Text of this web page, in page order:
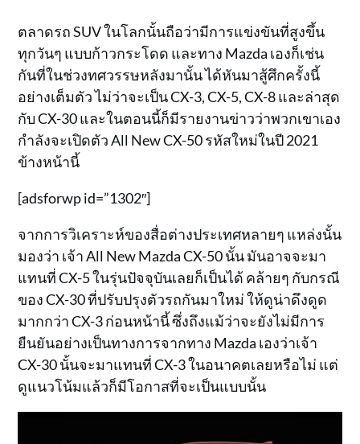
ตลาดรถ SUV ในโลกนั้นถือว่ามีการแข่งขันที่สูงขึ้น
ทุกวันๆ แบบก้าวกระโดด และทาง Mazda เองก็เช่น
กันที่ในช่วงทศวรรษหลังมานั้น ได้หันมาสู้ศึกครั้งนี้
อย่างเต็มตัว ไม่ว่าจะเป็น CX-3, CX-5, CX-8 และล่าสุด
กับ CX-30 และในตอนนี้ก็มีรายงานข่าวว่าพวกเขาเอง
กำลังจะเปิดตัว All New CX-50 รหัสใหม่ในปี 2021
ข้างหน้านี้
[adsforwp id=”1302″]
จากการวิเคราะห์ของสื่อต่างประเทศหลายๆ แหล่งนั้น
มองว่า เจ้า All New Mazda CX-50 นั้น มันอาจจะมา
แทนที่ CX-5 ในรุ่นปัจจุบันเลยก็เป็นได้ คล้ายๆ กับกรณี
ของ CX-30 ที่ปรับปรุงตัวรถกันมาใหม่ ให้ดูน่าดึงดูด
มากกว่า CX-3 ก่อนหน้านี้ ซึ่งถึงแม้ว่าจะยังไม่มีการ
ยืนยันอย่างเป็นทางการจากทาง Mazda เองว่าเจ้า
CX-30 นั้นจะมาแทนที่ CX-3 ในอนาคตเลยหรือไม่ แต่
ดูแนวโน้มแล้วก็มีโอกาสที่จะเป็นแบบนั้น